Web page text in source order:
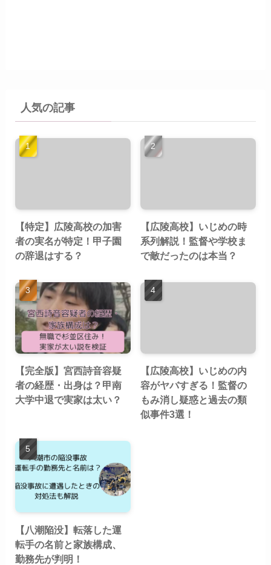
人気の記事
【特定】広陵高校の加害
者の実名が特定！甲子園
の辞退はする？
【広陵高校】いじめの時
系列解説！監督や学校ま
で敵だったのは本当？
【完全版】宮西詩音容疑
者の経歴・出身は？甲南
大学中退で実家は太い？
【広陵高校】いじめの内
容がヤバすぎる！監督の
もみ消し疑惑と過去の類
似事件3選！
【八潮陥没】転落した運
転手の名前と家族構成、
勤務先が判明！